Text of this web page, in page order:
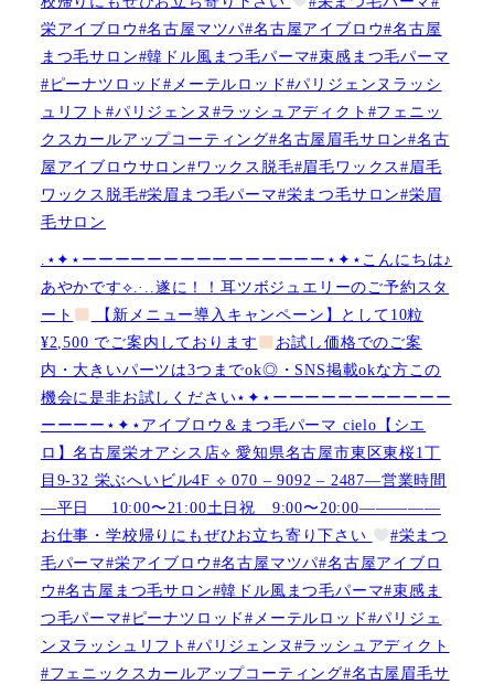
栄アイブロウ#名古屋マツパ#名古屋アイブロウ#名古屋
まつ毛サロン#韓ドル風まつ毛パーマ#束感まつ毛パーマ
#ピーナツロッド#メーテルロッド#パリジェンヌラッシ
ュリフト#パリジェンヌ#ラッシュアディクト#フェニッ
クスカールアップコーティング#名古屋眉毛サロン#名古
屋アイブロウサロン#ワックス脱毛#眉毛ワックス#眉毛
ワックス脱毛#栄眉まつ毛パーマ#栄まつ毛サロン#栄眉
毛サロン
.⋆✦⋆ーーーーーーーーーーーーーーー⋆✦⋆こんにちは♪
あやかです︎⟡.·..遂に！！耳ツボジュエリーのご予約スタ
ート
【新メニュー導入キャンペーン】として10粒
¥2,500 でご案内しております
お試し価格でのご案
内・大きいパーツは3つまでok◎・SNS掲載okな方この
機会に是非お試しください⋆✦⋆ーーーーーーーーーーー
ーーーー⋆✦⋆アイブロウ＆まつ毛パーマ cielo【シエ
ロ】名古屋栄オアシス店︎︎⟡ 愛知県名古屋市東区東桜1丁
目9-32 栄ぶへいビル4F ︎︎⟡ 070 – 9092 – 2487—営業時間
—平日 10:00〜21:00土日祝 9:00〜20:00—————
お仕事・学校帰りにもぜひお立ち寄り下さい
#栄まつ
毛パーマ#栄アイブロウ#名古屋マツパ#名古屋アイブロ
ウ#名古屋まつ毛サロン#韓ドル風まつ毛パーマ#束感ま
つ毛パーマ#ピーナツロッド#メーテルロッド#パリジェ
ンヌラッシュリフト#パリジェンヌ#ラッシュアディクト
#フェニックスカールアップコーティング#名古屋眉毛サ